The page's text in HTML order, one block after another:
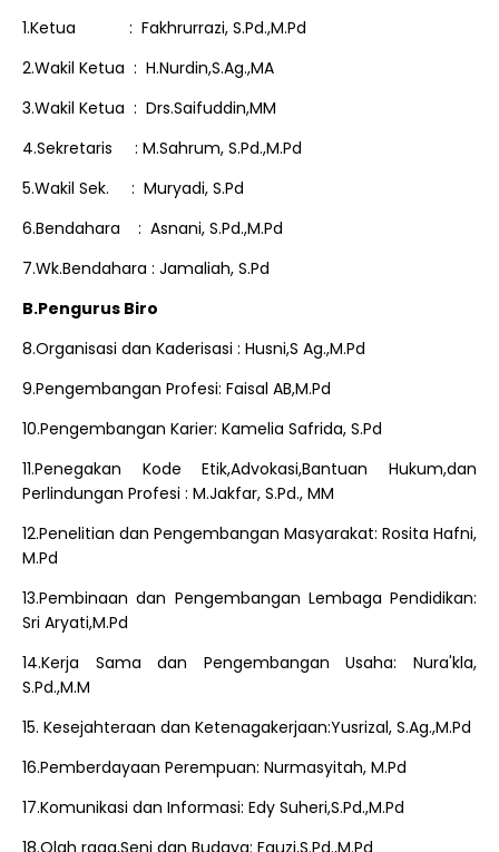
1.Ketua : Fakhrurrazi, S.Pd.,M.Pd
2.Wakil Ketua : H.Nurdin,S.Ag.,MA
3.Wakil Ketua : Drs.Saifuddin,MM
4.Sekretaris : M.Sahrum, S.Pd.,M.Pd
5.Wakil Sek. : Muryadi, S.Pd
6.Bendahara : Asnani, S.Pd.,M.Pd
7.Wk.Bendahara : Jamaliah, S.Pd
B.Pengurus Biro
8.Organisasi dan Kaderisasi : Husni,S Ag.,M.Pd
9.Pengembangan Profesi: Faisal AB,M.Pd
10.Pengembangan Karier: Kamelia Safrida, S.Pd
11.Penegakan Kode Etik,Advokasi,Bantuan Hukum,dan
Perlindungan Profesi : M.Jakfar, S.Pd., MM
12.Penelitian dan Pengembangan Masyarakat: Rosita Hafni,
M.Pd
13.Pembinaan dan Pengembangan Lembaga Pendidikan:
Sri Aryati,M.Pd
14.Kerja Sama dan Pengembangan Usaha: Nura'kla,
S.Pd.,M.M
15. Kesejahteraan dan Ketenagakerjaan:Yusrizal, S.Ag.,M.Pd
16.Pemberdayaan Perempuan: Nurmasyitah, M.Pd
17.Komunikasi dan Informasi: Edy Suheri,S.Pd.,M.Pd
18.Olah raga,Seni dan Budaya: Fauzi,S.Pd.,M.Pd